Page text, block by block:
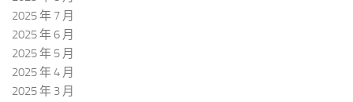
2025 年 7 月
2025 年 6 月
2025 年 5 月
2025 年 4 月
2025 年 3 月